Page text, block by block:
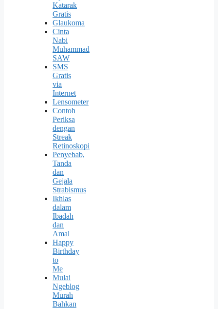
Katarak
Gratis
Glaukoma
Cinta
Nabi
Muhammad
SAW
SMS
Gratis
via
Internet
Lensometer
Contoh
Periksa
dengan
Streak
Retinoskopi
Penyebab,
Tanda
dan
Gejala
Strabismus
Ikhlas
dalam
Ibadah
dan
Amal
Happy
Birthday
to
Me
Mulai
Ngeblog
Murah
Bahkan